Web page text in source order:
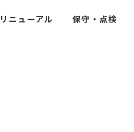
リニューアル 保守・点検